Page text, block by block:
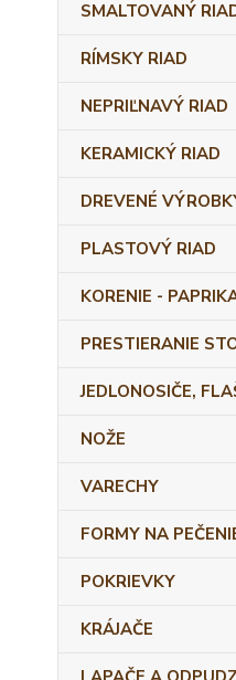
SMALTOVANÝ
RÍMSKY RIAD
NEPRIĽNAVÝ RIAD
KERAMICKÝ RIAD
DREVENÉ
PLASTOVÝ RIAD
KORENIE -
PRESTIERANIE
JEDLONOSIČE,
NOŽE
VARECHY
FORMY NA
POKRIEVKY
KRÁJAČE